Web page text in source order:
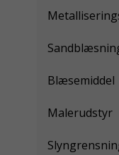
Blæsemiddel
Malerudstyr